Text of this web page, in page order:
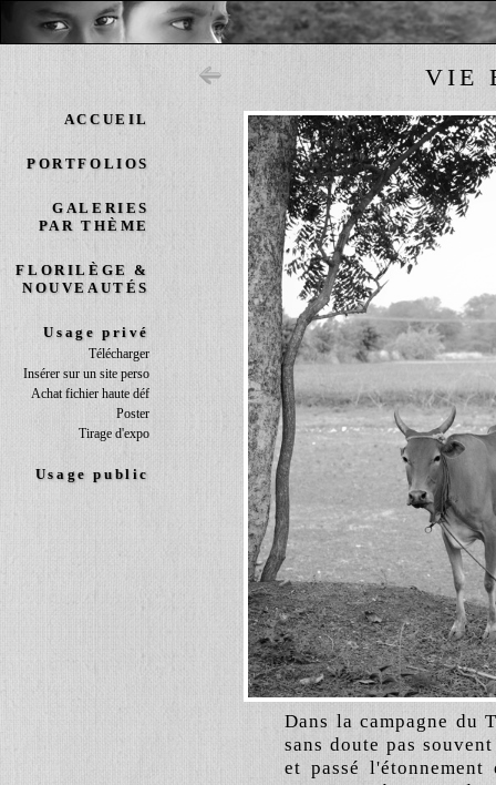
VIE
ACCUEIL
PORTFOLIOS
GALERIES
PAR THÈME
FLORILÈGE &
NOUVEAUTÉS
Usage privé
Télécharger
Insérer sur un site perso
Achat fichier haute déf
Poster
Tirage d'expo
Usage public
Dans la campagne du
sans doute pas
et passé